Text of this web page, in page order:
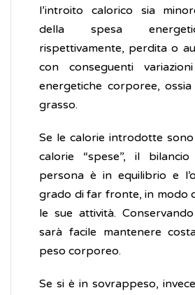
l’introito calorico sia
della spesa
rispettivamente, perdita o
con conseguenti
energetiche corporee,
grasso.
Se le calorie introdotte
calorie “spese”, il
persona è in equilibrio e
grado di far fronte, in modo
le sue attività.
sarà facile mantenere
peso corporeo.
Se si è in sovrappeso,